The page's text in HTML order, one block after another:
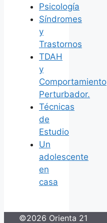
Psicología
Síndromes
y
Trastornos
TDAH
y
Comportamiento
Perturbador.
Técnicas
de
Estudio
Un
adolescente
en
casa
©2026 Orienta 21